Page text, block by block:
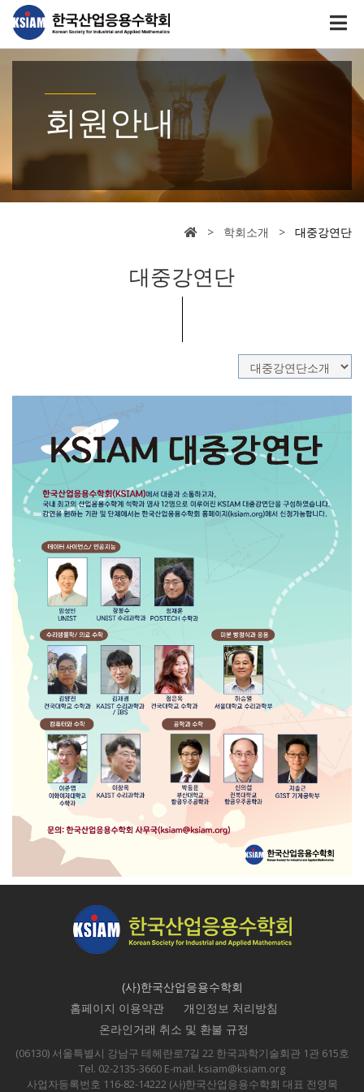
회원안내
> 학회소개 > 대중강연단
대중강연단
(사)한국산업응용수학회
홈페이지 이용약관
개인정보 처리방침
온라인거래 취소 및 환불 규정
(06130) 서울특별시 강남구 테헤란로7길 22 한국과학기술회관 1관 615호
Tel. 02-2135-3660 E-mail. ksiam@ksiam.org
사업자등록번호 116-82-14222 (사)한국산업응용수학회 대표 전영목